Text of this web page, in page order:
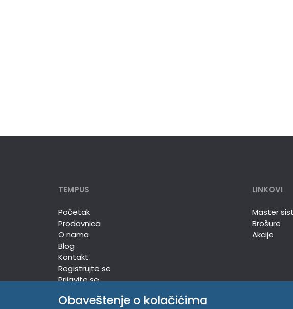
TEMPUS
Početak
Prodavnica
O nama
Blog
Kontakt
Registrujte se
Prijavite se
LINKOVI
Master
Brošure
Akcije
Obaveštenje o kolačićima